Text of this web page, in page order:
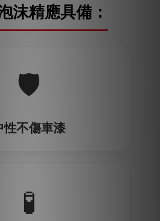
沫精應具備：
🛡️
性不傷車漆
🧪